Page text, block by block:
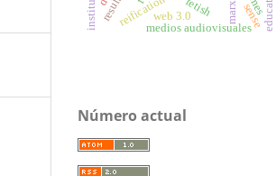
fetish
reification marx
medios audiovisuales
web 3.0 sense
Número actual